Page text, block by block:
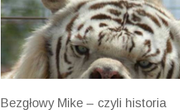
Bezgłowy Mike – czyli historia